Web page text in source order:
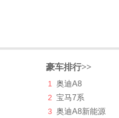
豪车排行>>
1
奥迪A8
2 宝马7系
3 奥迪A8新能源